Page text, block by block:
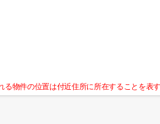
物件の位置は付近住所に所在することを表